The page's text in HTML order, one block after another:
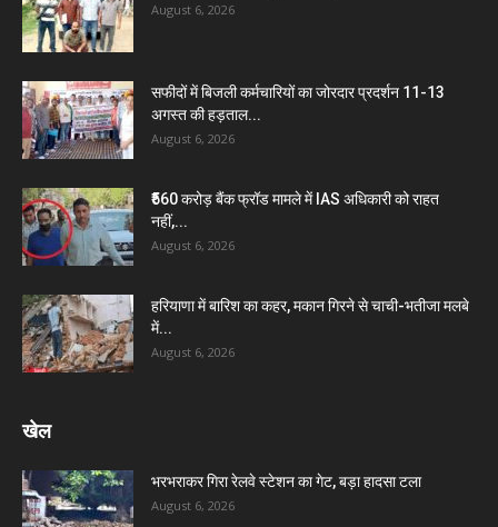
August 6, 2026
सफीदों में बिजली कर्मचारियों का जोरदार प्रदर्शन 11-13
अगस्त की हड़ताल...
August 6, 2026
₹560 करोड़ बैंक फ्रॉड मामले में IAS अधिकारी को राहत
नहीं,...
August 6, 2026
हरियाणा में बारिश का कहर, मकान गिरने से चाची-भतीजा मलबे
में...
August 6, 2026
खेल
भरभराकर गिरा रेलवे स्टेशन का गेट, बड़ा हादसा टला
August 6, 2026